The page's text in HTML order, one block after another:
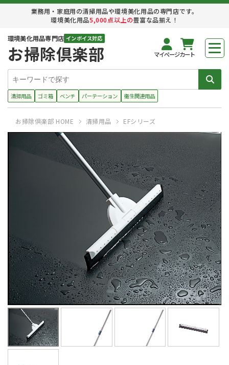
業務用・家庭用の清掃用品や環境美化用品の専門店です。
環境美化用品5,000点以上の豊富な品揃え！
環境美化用品専門店 インボイス対応
お掃除倶楽部
清掃用品 ゴミ箱 ベンチ パーテーション 衛生関連用品
マイページカート
お掃除倶楽部 HOME 清掃用品 EFシリーズ